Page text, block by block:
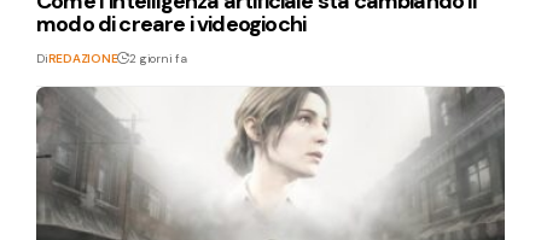
modo di creare i videogiochi
DiREDAZIONE 2 giorni fa